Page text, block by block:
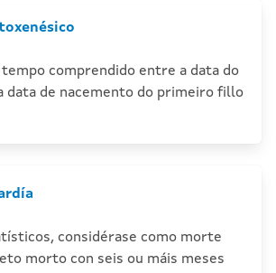
tempo comprendido entre a data do
data de nacemento do primeiro fillo
considérase como morte
morto con seis ou máis meses